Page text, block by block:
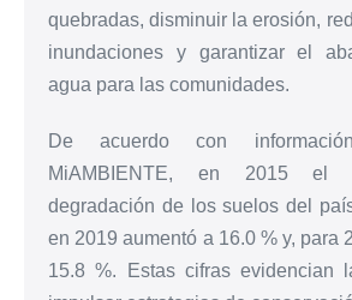
quebradas, disminuir la erosión,
inundaciones y garantizar el
agua para las comunidades.
De acuerdo con
MiAMBIENTE, en 2015 el
degradación de los suelos del
en 2019 aumentó a 16.0 % y, para
15.8 %. Estas cifras evidencian